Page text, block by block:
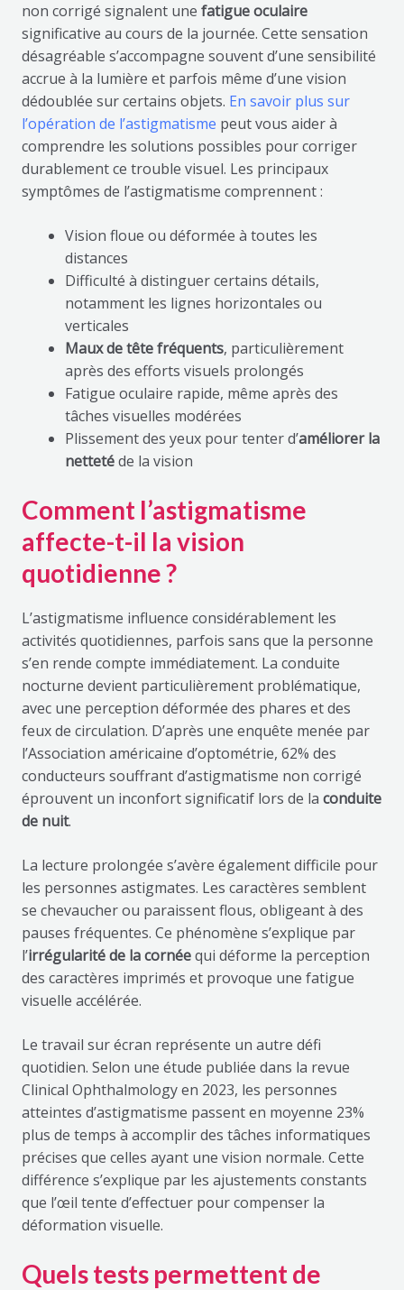
non corrigé signalent une fatigue oculaire
significative au cours de la journée. Cette sensation
désagréable s’accompagne souvent d’une sensibilité
accrue à la lumière et parfois même d’une vision
dédoublée sur certains objets. En savoir plus sur
l’opération de l’astigmatisme peut vous aider à
comprendre les solutions possibles pour corriger
durablement ce trouble visuel. Les principaux
symptômes de l’astigmatisme comprennent :
Vision floue ou déformée à toutes les
distances
Difficulté à distinguer certains détails,
notamment les lignes horizontales ou
verticales
Maux de tête fréquents, particulièrement
après des efforts visuels prolongés
Fatigue oculaire rapide, même après des
tâches visuelles modérées
Plissement des yeux pour tenter d’améliorer la
nettetéde la vision
Comment l’astigmatisme
affecte-t-il la vision
quotidienne ?
L’astigmatisme influence considérablement les
activités quotidiennes, parfois sans que la personne
s’en rende compte immédiatement. La conduite
nocturne devient particulièrement problématique,
avec une perception déformée des phares et des
feux de circulation. D’après une enquête menée par
l’Association américaine d’optométrie, 62% des
conducteurs souffrant d’astigmatisme non corrigé
éprouvent un inconfort significatif lors de la conduite
de nuit.
La lecture prolongée s’avère également difficile pour
les personnes astigmates. Les caractères semblent
se chevaucher ou paraissent flous, obligeant à des
pauses fréquentes. Ce phénomène s’explique par
l’irrégularité de la cornéequi déforme la perception
des caractères imprimés et provoque une fatigue
visuelle accélérée.
Le travail sur écran représente un autre défi
quotidien. Selon une étude publiée dans la revue
Clinical Ophthalmology en 2023, les personnes
atteintes d’astigmatisme passent en moyenne 23%
plus de temps à accomplir des tâches informatiques
précises que celles ayant une vision normale. Cette
différence s’explique par les ajustements constants
que l’œil tente d’effectuer pour compenser la
déformation visuelle.
Quels tests permettent de